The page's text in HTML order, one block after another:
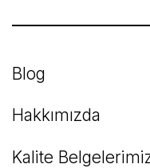
Bu ürüne
Blog
Hakkımızda
Kalite